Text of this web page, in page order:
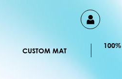
CUSTOM MAT
100%